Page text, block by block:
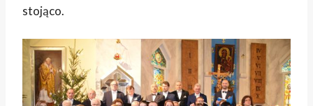
stojąco.